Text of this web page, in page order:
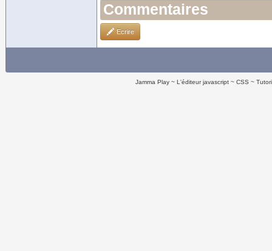
Commentaires
Ecrire
Jamma Play L'éditeur javascript CSS